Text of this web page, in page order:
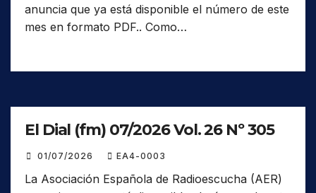
anuncia que ya está disponible el número de este
mes en formato PDF.. Como…
El Dial (fm) 07/2026 Vol. 26 Nº 305
01/07/2026 EA4-0003
La Asociación Española de Radioescucha (AER)